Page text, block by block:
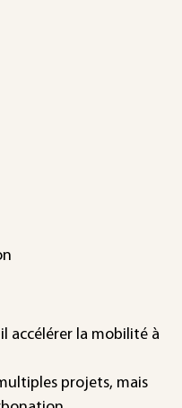
accélérer la mobilité à
projets, mais